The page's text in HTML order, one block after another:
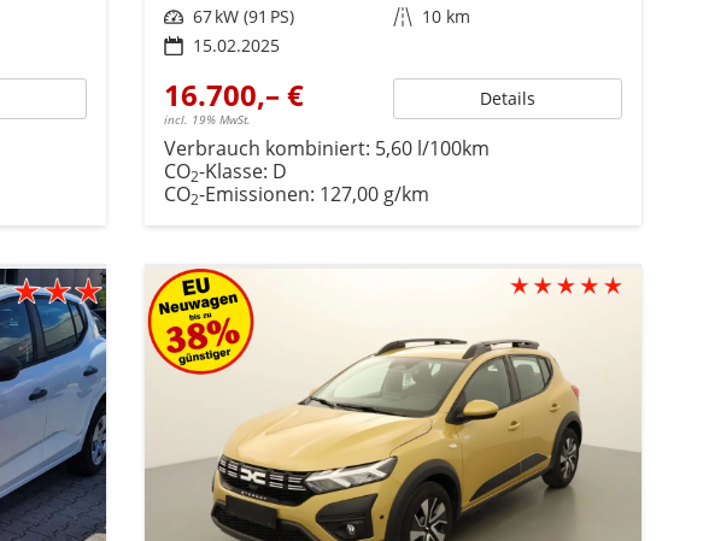
Leistung 67 kW (91 PS) Kilometerstand 10 km
15.02.2025
16.700,– €
incl. 19% MwSt.
Details
Verbrauch kombiniert: 5,60 l/100km
CO2-Klasse: D
CO2-Emissionen: 127,00 g/km